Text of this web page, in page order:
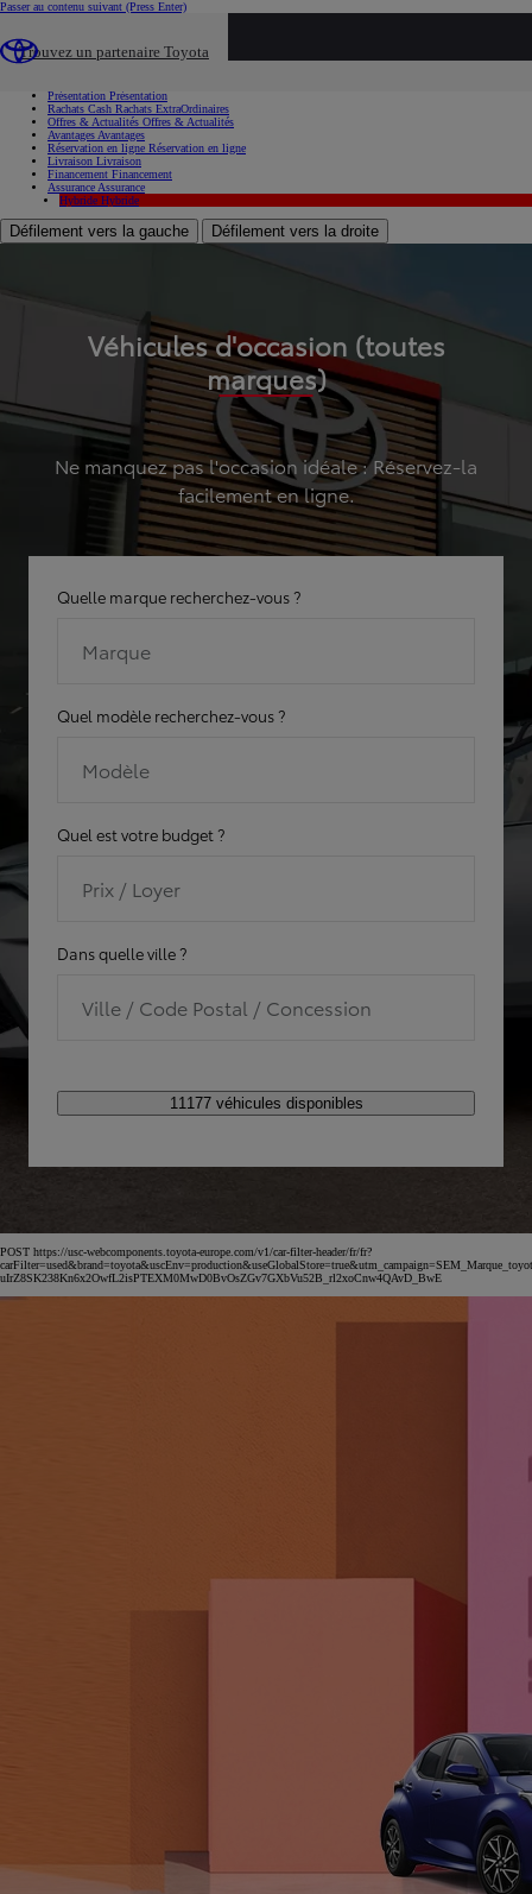
Passer au contenu suivant (Press Enter)
Trouvez un partenaire Toyota
Présentation Présentation
Rachats Cash Rachats ExtraOrdinaires
Offres & Actualités Offres & Actualités
Avantages Avantages
Réservation en ligne Réservation en ligne
Livraison Livraison
Financement Financement
Assurance Assurance
Hybride Hybride
Défilement vers la gauche Défilement vers la droite
Véhicules d'occasion (toutes
marques)
Ne manquez pas l'occasion idéale : Réservez-la
facilement en ligne.
Quelle marque recherchez-vous ?
Marque
Quel modèle recherchez-vous ?
Modèle
Quel est votre budget ?
Prix / Loyer
Dans quelle ville ?
Ville / Code Postal / Concession
11177 véhicules disponibles
POST https://usc-webcomponents.toyota-europe.com/v1/car-filter-header/fr/fr?
uIrZ8SK238Kn6x2OwfL2isPTEXM0MwD0BvOsZGv7GXbVu52B_rl2xoCnw4QAvD_BwE